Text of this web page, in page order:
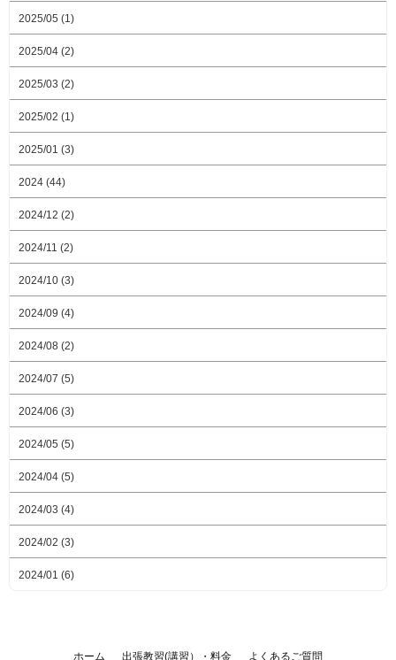
2025/05 (1)
2025/04 (2)
2025/03 (2)
2025/02 (1)
2025/01 (3)
2024 (44)
2024/12 (2)
2024/11 (2)
2024/10 (3)
2024/09 (4)
2024/08 (2)
2024/07 (5)
2024/06 (3)
2024/05 (5)
2024/04 (5)
2024/03 (4)
2024/02 (3)
2024/01 (6)
ホーム 出張教習(講習）・料金 よくあるご質問